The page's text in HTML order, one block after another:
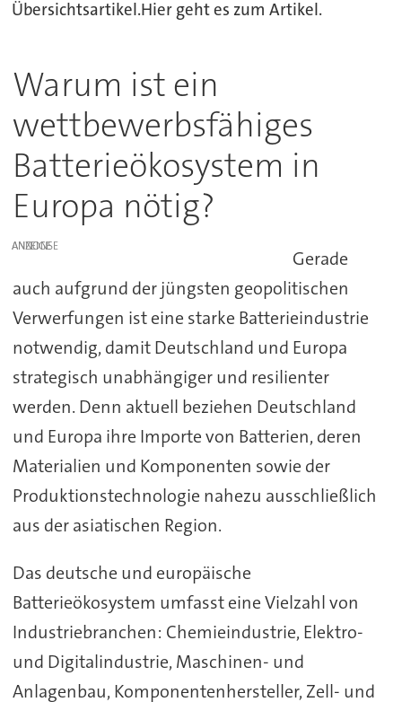
Übersichtsartikel.Hier geht es zum Artikel.
Warum ist ein
wettbewerbsfähiges
Batterieökosystem in
Europa nötig?
ANZEIGE
Gerade
auch aufgrund der jüngsten geopolitischen
Verwerfungen ist eine starke Batterieindustrie
notwendig, damit Deutschland und Europa
strategisch unabhängiger und resilienter
werden. Denn aktuell beziehen Deutschland
und Europa ihre Importe von Batterien, deren
Materialien und Komponenten sowie der
Produktionstechnologie nahezu ausschließlich
aus der asiatischen Region.
Das deutsche und europäische
Batterieökosystem umfasst eine Vielzahl von
Industriebranchen: Chemieindustrie, Elektro-
und Digitalindustrie, Maschinen- und
Anlagenbau, Komponentenhersteller, Zell- und